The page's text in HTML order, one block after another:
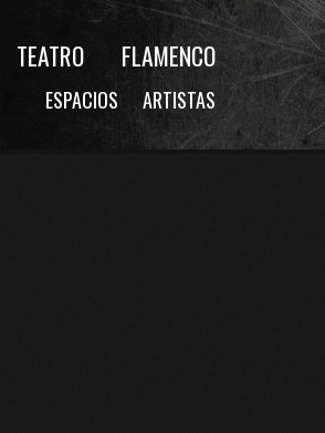
TEATRO FLAMENCO
ESPACIOS ARTISTAS